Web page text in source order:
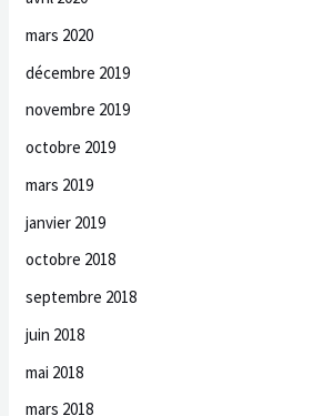
mars 2020
décembre 2019
novembre 2019
octobre 2019
mars 2019
janvier 2019
octobre 2018
septembre 2018
juin 2018
mai 2018
mars 2018